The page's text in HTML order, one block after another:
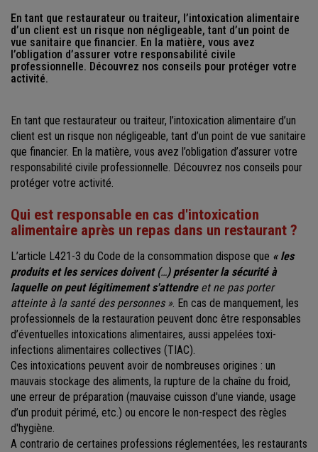
En tant que restaurateur ou traiteur, l’intoxication alimentaire
d’un client est un risque non négligeable, tant d’un point de
vue sanitaire que financier. En la matière, vous avez
l’obligation d’assurer votre responsabilité civile
professionnelle. Découvrez nos conseils pour protéger votre
activité.
En tant que restaurateur ou traiteur, l’intoxication alimentaire d’un
client est un risque non négligeable, tant d’un point de vue sanitaire
que financier. En la matière, vous avez l’obligation d’assurer votre
responsabilité civile professionnelle. Découvrez nos conseils pour
protéger votre activité.
Qui est responsable en cas d'intoxication
alimentaire après un repas dans un restaurant ?
L’article L421-3 du Code de la consommation dispose que « les
produits et les services doivent (…) présenter la sécurité à
laquelle on peut légitimement s'attendreet ne pas porter
atteinte à la santé des personnes ». En cas de manquement, les
professionnels de la restauration peuvent donc être responsables
d’éventuelles intoxications alimentaires, aussi appelées toxi-
infections alimentaires collectives (TIAC).
Ces intoxications peuvent avoir de nombreuses origines : un
mauvais stockage des aliments, la rupture de la chaîne du froid,
une erreur de préparation (mauvaise cuisson d'une viande, usage
d’un produit périmé, etc.) ou encore le non-respect des règles
d'hygiène.
A contrario de certaines professions réglementées, les restaurants